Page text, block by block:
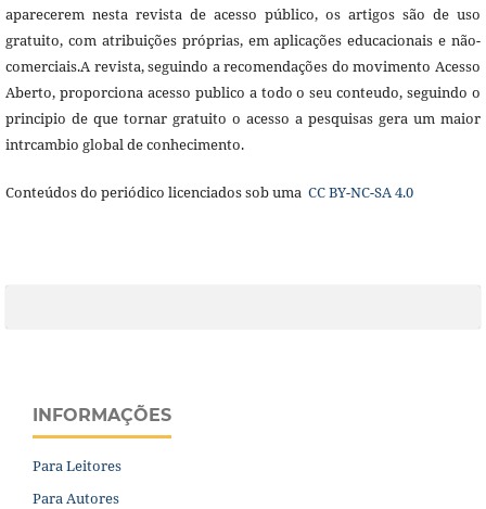
aparecerem nesta revista de acesso público, os artigos são de uso
gratuito, com atribuições próprias, em aplicações educacionais e não-
comerciais.A revista, seguindo a recomendações do movimento Acesso
Aberto, proporciona acesso publico a todo o seu conteudo, seguindo o
principio de que tornar gratuito o acesso a pesquisas gera um maior
intrcambio global de conhecimento.
Conteúdos do periódico licenciados sob uma CC BY-NC-SA 4.0
INFORMAÇÕES
Para Leitores
Para Autores